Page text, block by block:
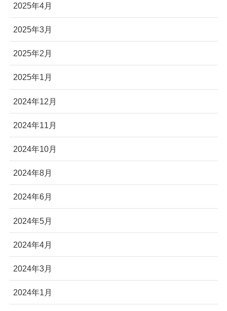
2025年4月
2025年3月
2025年2月
2025年1月
2024年12月
2024年11月
2024年10月
2024年8月
2024年6月
2024年5月
2024年4月
2024年3月
2024年1月